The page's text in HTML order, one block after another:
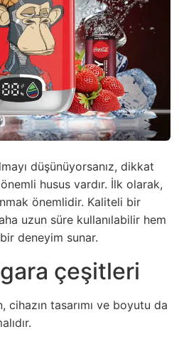
düşünüyorsanız, dikkat
husus vardır. İlk olarak,
önemlidir. Kaliteli bir
uzun süre kullanılabilir hem
deneyim sunar.
çeşitleri
cihazın tasarımı ve boyutu da